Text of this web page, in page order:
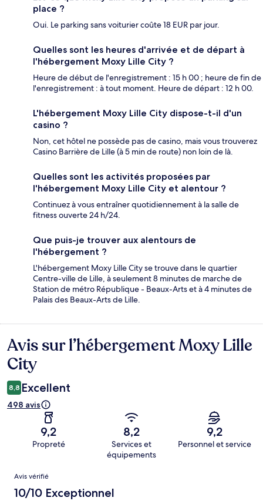
place ?
Oui. Le parking sans voiturier coûte 18 EUR par jour.
Quelles sont les heures d'arrivée et de départ à
l'hébergement Moxy Lille City ?
Heure de début de l'enregistrement : 15 h 00 ; heure de fin de
l'enregistrement : à tout moment. Heure de départ : 12 h 00.
L'hébergement Moxy Lille City dispose-t-il d'un
casino ?
Non, cet hôtel ne possède pas de casino, mais vous trouverez
Casino Barrière de Lille (à 5 min de route) non loin de là.
Quelles sont les activités proposées par
l'hébergement Moxy Lille City et alentour ?
Continuez à vous entraîner quotidiennement à la salle de
fitness ouverte 24 h/24.
Que puis-je trouver aux alentours de
l'hébergement ?
L'hébergement Moxy Lille City se trouve dans le quartier
Centre-ville de Lille, à seulement 8 minutes de marche de
Station de métro République - Beaux-Arts et à 4 minutes de
Palais des Beaux-Arts de Lille.
Avis
Avis sur l’hébergement Moxy Lille
City
8,8 Excellent
498 avis
9,2
Propreté
8,2
Services et
équipements
9,2
Personnel et service
Avis
Avis vérifié
10/10 Exceptionnel